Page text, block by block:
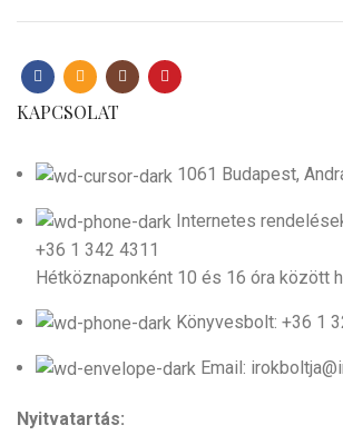
KAPCSOLAT
1061 Budapest,
Internetes
+36 1 342 4311
Hétköznaponként 10 és 16 óra között
Könyvesbolt: +36 1
Email:
Nyitvatartás: